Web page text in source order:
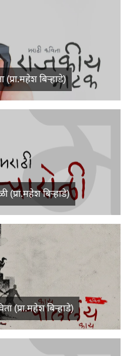
(प्रा.महेश बिऱ्हाडे)
(प्रा.महेश बिऱ्हाडे)
(प्रा.महेश बिऱ्हाडे)